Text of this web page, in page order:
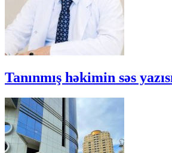
Tanınmış həkimin səs